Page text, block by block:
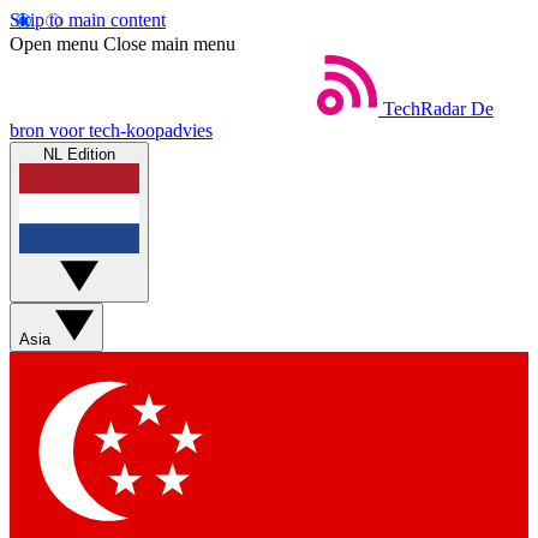
Skip to main content
Open menu Close main menu
TechRadar De
bron voor tech-koopadvies
NL Edition
Asia